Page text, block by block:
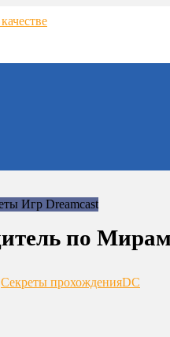
по
Секреты прохожденияDC